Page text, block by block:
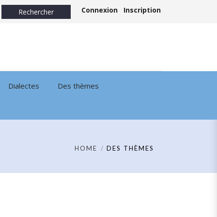
Connexion Inscription
Dialectes Des thèmes
HOME DES THÈMES